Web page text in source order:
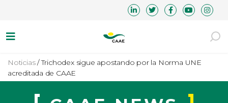
Noticias/Trichodex sigue apostando por la Norma UNE
acreditada de CAAE